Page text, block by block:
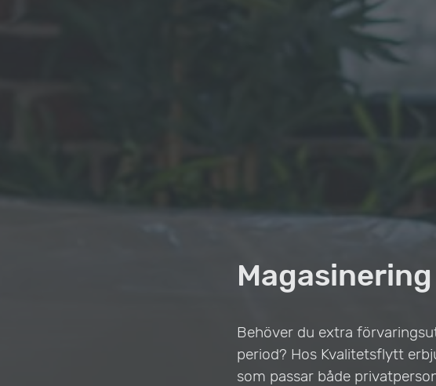
Behöver du extra
period? Hos Kvalitetsflytt
som passar både